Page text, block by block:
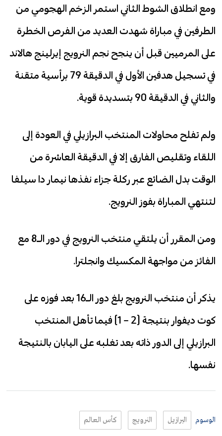
ومع انطلاق الشوط الثاني استمر الزخم الهجومي من
الطرفين في مباراة شهدت العديد من الفرص الخطرة
على المرميين قبل أن ينجح نجم النرويج إيرلينج هالاند
في تسجيل هدفين الأول في الدقيقة 79 برأسية متقنة
والثاني في الدقيقة 90 بتسديدة قوية.
ولم تفلح محاولات المنتخب البرازيلي في العودة إلى
اللقاء وتقليص الفارق إلا في الدقيقة العاشرة من
الوقت بدل الضائع عبر ركلة جزاء نفذها نيمار دا سيلفا
لتنتهي المباراة بفوز النرويج.
ومن المقرر أن يلتقي منتخب النرويج في دور الـ8 مع
الفائز من مواجهة المكسيك وانجلترا.
يذكر أن منتخب النرويج بلغ دور الـ16 بعد فوزه على
كوت ديفوار بنتيجة (2 – 1) فيما تأهل المنتخب
البرازيلي إلى الدور ذاته بعد تغلبه على اليابان بالنتيجة
نفسها.
الوسوم البرازيل النرويج كأس العالم